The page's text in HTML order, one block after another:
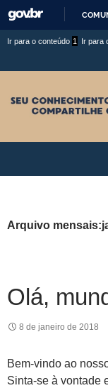
conteúdo
menu
Ir para o conteúdo 1 Ir para
Arquivo
Olá,
8 de janeiro de 2018
Bem-vindo ao
Sinta-se à vontade